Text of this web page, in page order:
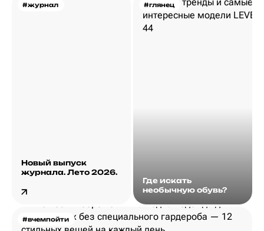
#журнал
Новый выпуск
журнала. Лето 2026.
#глянец
Где искать
необычную обувь?
#вчемпойти